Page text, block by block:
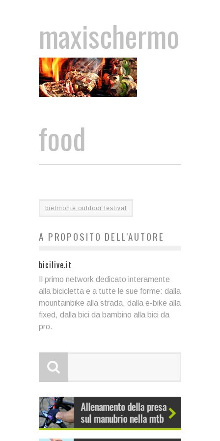
maxischermo
food
bielmonte outdoor festival
A PROPOSITO DELL'AUTORE
bicilive.it
Il primo network dedicato interamente
alla bicicletta e a tutte le sue forme: dalla
mountainbike alla strada, dalla e-bike alla
fixed, dalla bici da bambino alla bici da
pro.